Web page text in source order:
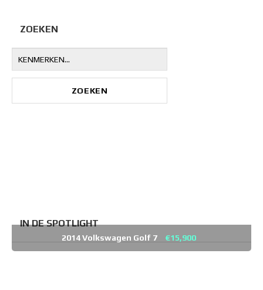
ZOEKEN
IN DE SPOTLIGHT
2014 Volkswagen Golf 7 €15,900